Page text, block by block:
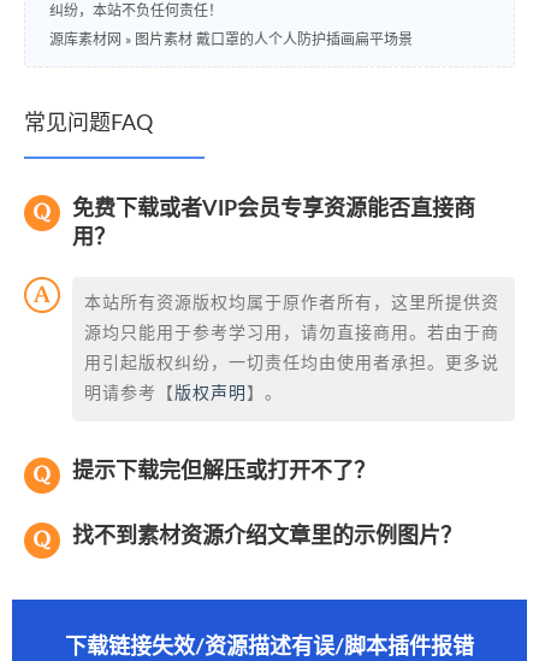
纠纷，本站不负任何责任！
源库素材网 » 图片素材 戴口罩的人个人防护插画扁平场景
常见问题FAQ
免费下载或者VIP会员专享资源能否直接商
用？
本站所有资源版权均属于原作者所有，这里所提供资
源均只能用于参考学习用，请勿直接商用。若由于商
用引起版权纠纷，一切责任均由使用者承担。更多说
明请参考【 版权声明 】。
提示下载完但解压或打开不了？
找不到素材资源介绍文章里的示例图片？
下载链接失效/资源描述有误/脚本插件报错